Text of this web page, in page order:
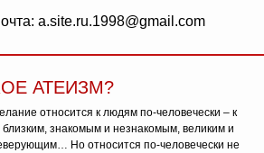
a.site.ru.1998@gmail.com
АТЕИЗМ?
относится к людям по-человечески – к
знакомым и незнакомым, великим и
Но относится по-человечески не